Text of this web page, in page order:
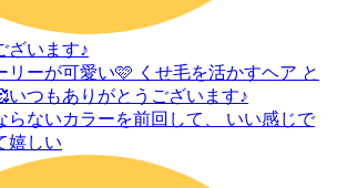
ざいます♪
らないカラーを前回して、 いい感じで
嬉しい